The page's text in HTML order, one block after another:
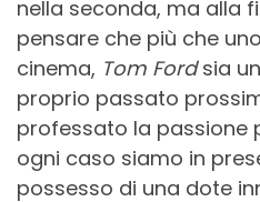
nella seconda, ma alla
pensare che più che
cinema, Tom Fordsia
proprio passato
professato la passione
ogni caso siamo in
possesso di una dote